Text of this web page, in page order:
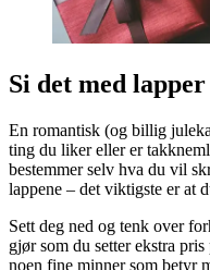
Si det med lapper
En romantisk (og billig
ting du liker eller er
bestemmer selv hva du vil
lappene – det viktigste er at
Sett deg ned og tenk over
gjør som du setter ekstra
noen fine minner som betyr